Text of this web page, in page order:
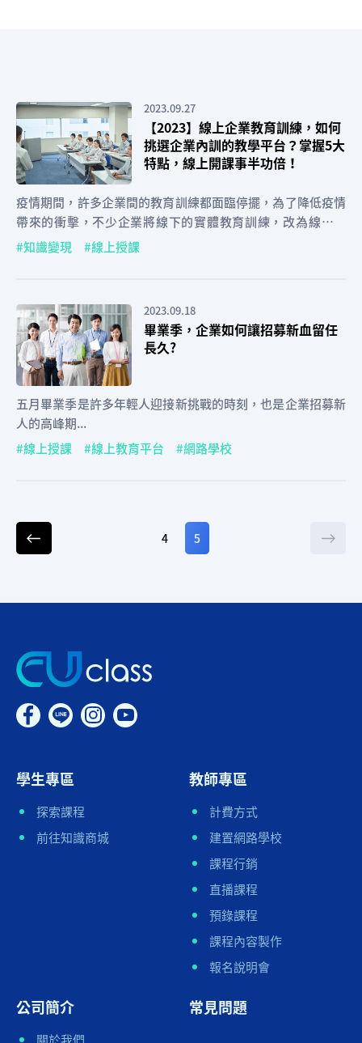
2023.09.27
【2023】線上企業教育訓練，如何
挑選企業內訓的教學平台？掌握5大
特點，線上開課事半功倍！
疫情期間，許多企業間的教育訓練都面臨停擺，為了降低疫情
帶來的衝擊，不少企業將線下的實體教育訓練，改為線上授
課...
知識變現 線上授課
2023.09.18
畢業季，企業如何讓招募新血留任
長久?
五月畢業季是許多年輕人迎接新挑戰的時刻，也是企業招募新
人的高峰期...
線上授課
線上教育平台 網路學校
4 5
學生專區
探索課程
前往知識商城
教師專區
計費方式
建置網路學校
課程行銷
直播課程
預錄課程
課程內容製作
報名說明會
公司簡介 常見問題